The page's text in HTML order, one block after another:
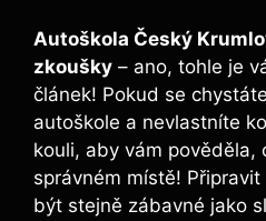
Autoškola Český
zkoušky – ano, tohle je
článek! Pokud se
autoškole a nevlastníte
kouli, aby vám pověděla,
správném místě!
být stejně zábavné jako